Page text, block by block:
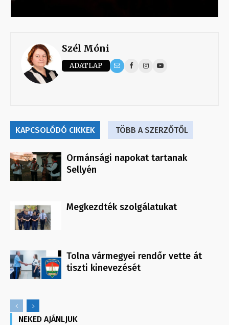
Szél Móni
ADATLAP
KAPCSOLÓDÓ CIKKEK TÖBB A SZERZŐTŐL
Ormánsági napokat tartanak
Sellyén
Megkezdték szolgálatukat
Tolna vármegyei rendőr vette át
tiszti kinevezését
NEKED AJÁNLJUK